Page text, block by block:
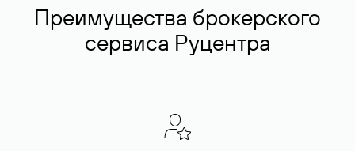
Преимущества брокерского
сервиса Руцентра